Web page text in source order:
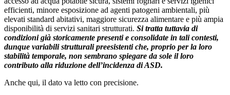
efficienti, minore esposizione ad agenti patogeni ambientali, più
elevati standard abitativi, maggiore sicurezza alimentare e più ampia
disponibilità di servizi sanitari strutturati. Si tratta tuttavia di
condizioni già storicamente presenti e consolidate in tali contesti,
dunque variabili strutturali preesistenti che, proprio per la loro
stabilità temporale, non sembrano spiegare da sole il loro
contributo alla riduzione dell’incidenza di ASD.
Anche qui, il dato va letto con precisione.